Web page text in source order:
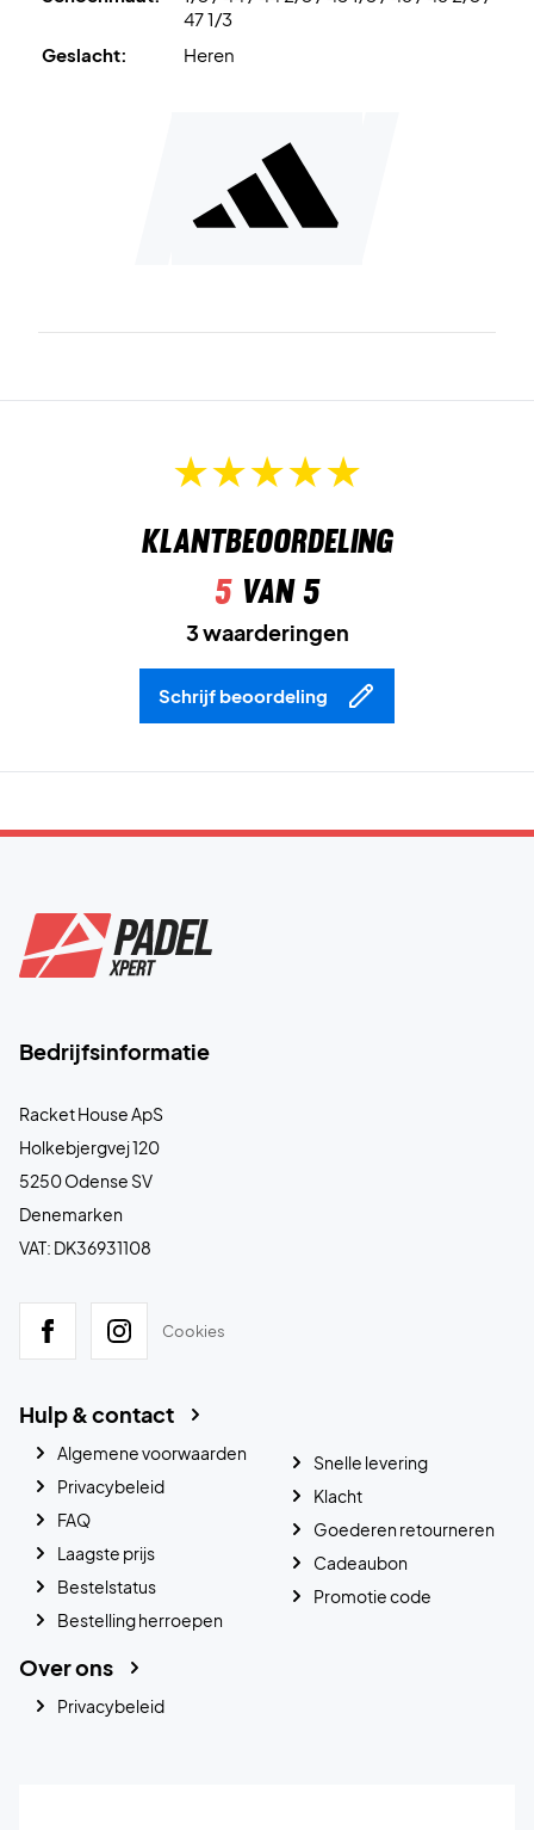
47 1/3
Geslacht:
Heren
Klantbeoordeling
5van 5
3 waarderingen
Schrijf beoordeling
Bedrijfsinformatie
Racket House ApS
Holkebjergvej 120
5250 Odense SV
Denemarken
VAT: DK36931108
Cookies
Hulp & contact
Algemene voorwaarden
Privacybeleid
FAQ
Laagste prijs
Bestelstatus
Bestelling herroepen
Snelle levering
Klacht
Goederen retourneren
Cadeaubon
Promotie code
Over ons
Privacybeleid